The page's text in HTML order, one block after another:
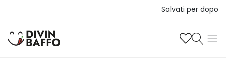
Salvati per dopo